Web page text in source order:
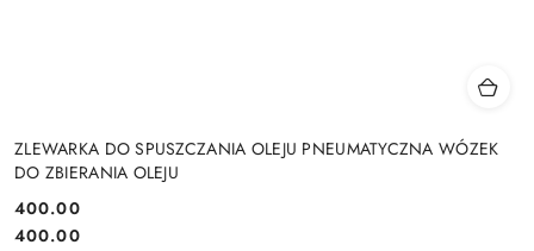
ZLEWARKA DO SPUSZCZANIA OLEJU PNEUMATYCZNA WÓZEK
DO ZBIERANIA OLEJU
Cena:
400.00
Cena:
400.00